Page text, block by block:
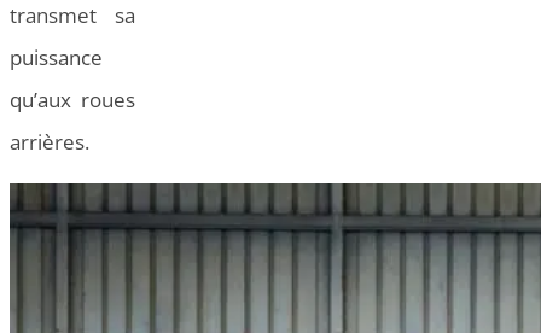
transmet sa
puissance
qu’aux roues
arrières.